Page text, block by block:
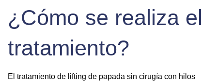
¿Cómo se realiza el
tratamiento?
El tratamiento de lifting de papada sin cirugía con hilos